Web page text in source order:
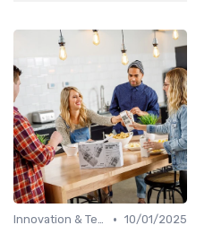
Innovation & Tendances • 10/01/2025